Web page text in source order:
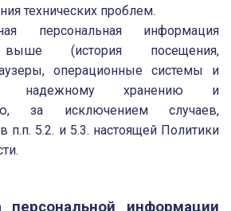
технических проблем.
персональная информация
выше (история посещения,
операционные системы и
надежному хранению и
за исключением случаев,
п.п. 5.2. и 5.3. настоящей Политики
информации